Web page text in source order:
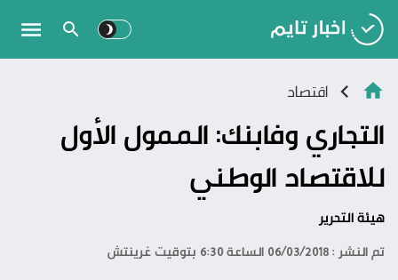
اقتصاد
التجاري وفابنك: الممول الأول
للاقتصاد الوطني
هيئة التحرير
تم النشر : 06/03/2018 الساعة 6:30 بتوقيت غرينتش